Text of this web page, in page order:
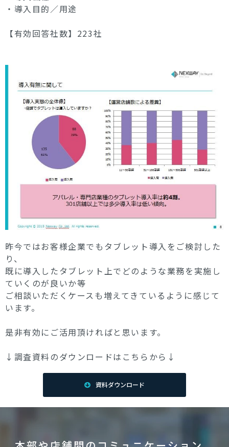
・導入目的／用途
【有効回答社数】223社
昨今ではお客様企業でもタブレット導入をご検討した
り、
既に導入したタブレット上でどのような業務を実施し
ていくのが良いか等
ご相談いただくケースも増えてきているように感じて
います。
是非有効にご活用頂ければと思います。
↓調査資料のダウンロードはこちらから↓
資料ダウンロード